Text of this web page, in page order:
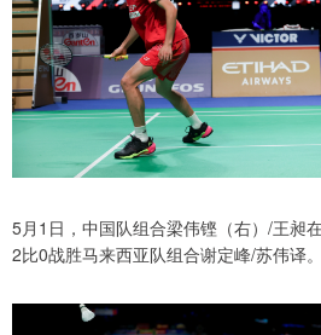
5月1日，中国队组合梁伟铿（右）/王昶
2比0战胜马来西亚队组合谢定峰/苏伟译